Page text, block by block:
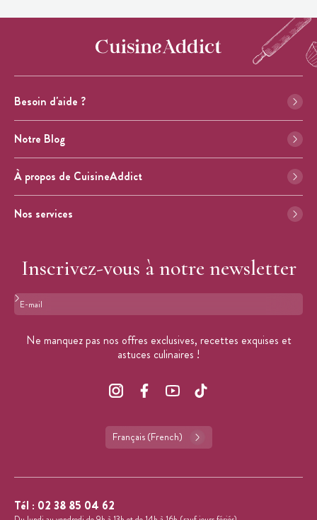
Besoin d'aide ?
Notre Blog
À propos de CuisineAddict
Nos services
Inscrivez-vous à notre newsletter
Format : adresse@email.com
Ne manquez pas nos offres exclusives, recettes exquises et
astuces culinaires !
Français (French)
Tél : 02 38 85 04 62